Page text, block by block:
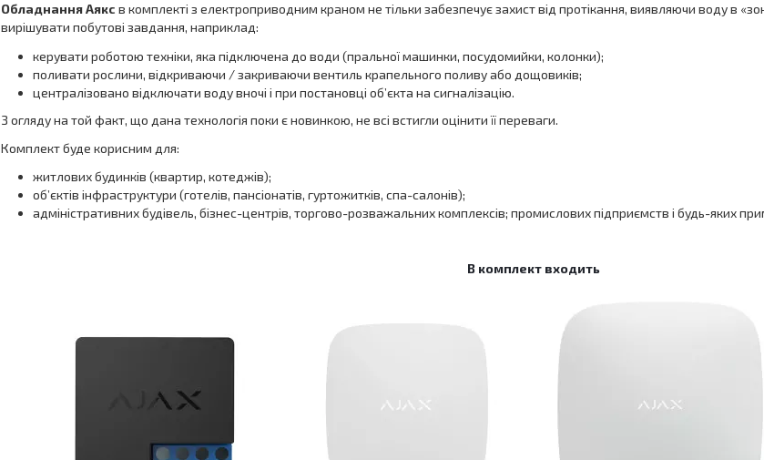
Обладнання Аякс в комплекті з електроприводним краном не тільки забезпечує захист від протікання, виявляючи воду в
вирішувати побутові завдання, наприклад:
керувати роботою техніки, яка підключена до води (пральної машинки, посудомийки, колонки);
поливати рослини, відкриваючи / закриваючи вентиль крапельного поливу або дощовиків;
централізовано відключати воду вночі і при постановці об’єкта на сигналізацію.
З огляду на той факт, що дана технологія поки є новинкою, не всі встигли оцінити її переваги.
Комплект буде корисним для:
житлових будинків (квартир, котеджів);
об’єктів інфраструктури (готелів, пансіонатів, гуртожитків, спа-салонів);
адміністративних будівель, бізнес-центрів, торгово-розважальних комплексів; промислових підприємств і будь-яких
В комплект входить